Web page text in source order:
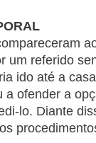
um referido
ido até a
a ofender a
lo. Diante